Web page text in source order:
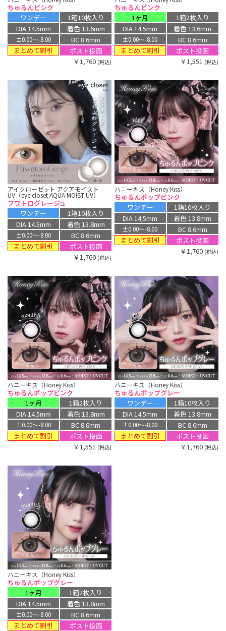
ちゅるんピンク
ワンデー
1箱10枚入り
DIA 14.5mm
着色 13.6mm
±0.00〜-8.00
BC 8.6mm
まとめて割引
ポスト投函
￥1,760 (税込)
ちゅるんピンク
1ヶ月
1箱2枚入り
DIA 14.5mm
着色 13.6mm
±0.00〜-8.00
BC 8.6mm
まとめて割引
ポスト投函
￥1,551 (税込)
アイクローゼット アクアモイスト
UV（eye closet AQUA MOIST UV）
フワトログレージュ
ワンデー
1箱10枚入り
DIA 14.5mm
着色 13.8mm
±0.00〜-8.00
BC 8.6mm
まとめて割引
ポスト投函
￥1,760 (税込)
ハニーキス（Honey Kiss）
ちゅるんポップピンク
ワンデー
1箱10枚入り
DIA 14.5mm
着色 13.8mm
±0.00〜-8.00
BC 8.6mm
まとめて割引
ポスト投函
￥1,760 (税込)
ハニーキス（Honey Kiss）
ちゅるんポップピンク
1ヶ月
1箱2枚入り
DIA 14.5mm
着色 13.8mm
±0.00〜-8.00
BC 8.6mm
まとめて割引
ポスト投函
￥1,551 (税込)
ハニーキス（Honey Kiss）
ちゅるんポップグレー
ワンデー
1箱10枚入り
DIA 14.5mm
着色 13.8mm
±0.00〜-8.00
BC 8.6mm
まとめて割引
ポスト投函
￥1,760 (税込)
ハニーキス（Honey Kiss）
ちゅるんポップグレー
1ヶ月
1箱2枚入り
DIA 14.5mm
着色 13.8mm
±0.00〜-8.00
BC 8.6mm
まとめて割引
ポスト投函